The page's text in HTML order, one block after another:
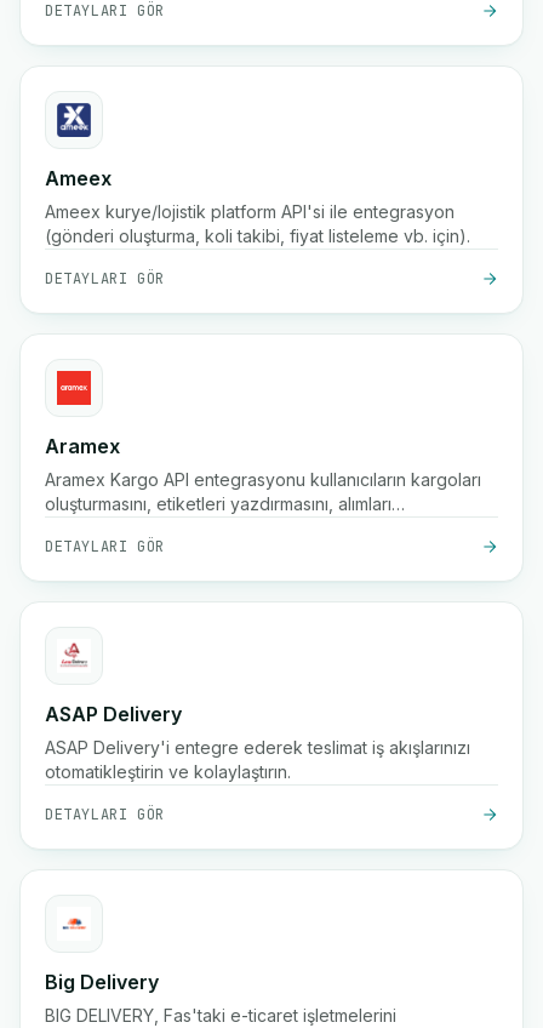
DETAYLARI GÖR
Ameex
Ameex kurye/lojistik platform API'si ile entegrasyon
(gönderi oluşturma, koli takibi, fiyat listeleme vb. için).
DETAYLARI GÖR
Aramex
Aramex Kargo API entegrasyonu kullanıcıların kargoları
oluşturmasını, etiketleri yazdırmasını, alımları
sağlar.
DETAYLARI GÖR
ASAP Delivery
ASAP Delivery'i entegre ederek teslimat iş akışlarınızı
otomatikleştirin ve kolaylaştırın.
DETAYLARI GÖR
Big Delivery
BIG DELIVERY, Fas'taki e-ticaret işletmelerini